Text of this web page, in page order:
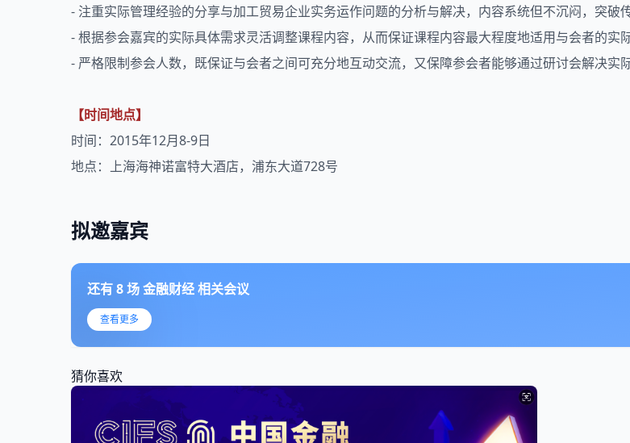
- 注重实际管理经验的分享与加工贸易企业实务运作问题的分析与解决，内容系统但不沉闷，突破
- 根据参会嘉宾的实际具体需求灵活调整课程内容，从而保证课程内容最大程度地适用与会者的实际
- 严格限制参会人数，既保证与会者之间可充分地互动交流，又保障参会者能够通过研讨会解决实
【时间地点】
时间：2015年12月8-9日
地点：上海海神诺富特大酒店，浦东大道728号
拟邀嘉宾
还有8场金融财经相关会议
查看更多
猜你喜欢